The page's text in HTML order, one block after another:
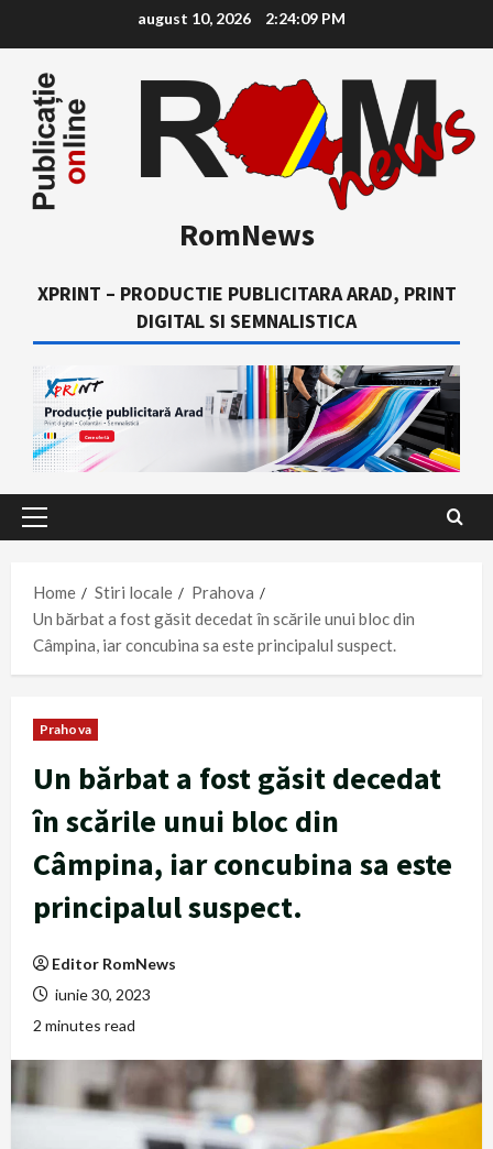
content
august 10, 2026 2:24:10 PM
RomNews
XPRINT – PRODUCTIE PUBLICITARA ARAD, PRINT
DIGITAL SI SEMNALISTICA
Primary
Home
Stiri locale
Prahova
Un bărbat a fost găsit decedat în scările unui bloc din
Câmpina, iar concubina sa este principalul suspect.
Prahova
Un bărbat a fost găsit decedat
în scările unui bloc din
Câmpina, iar concubina sa este
principalul suspect.
Editor RomNews
iunie 30, 2023
2 minutes read